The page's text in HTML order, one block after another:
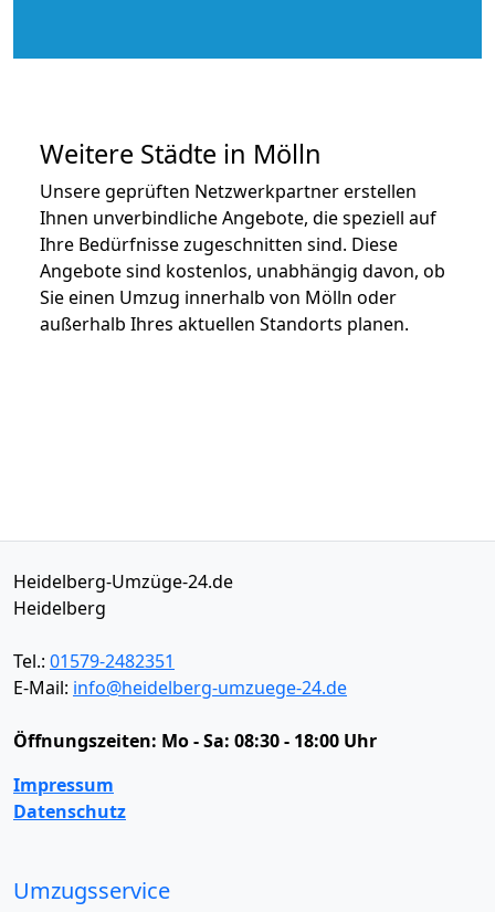
Weitere Städte in Mölln
Unsere geprüften Netzwerkpartner erstellen
Ihnen unverbindliche Angebote, die speziell auf
Ihre Bedürfnisse zugeschnitten sind. Diese
Angebote sind kostenlos, unabhängig davon, ob
Sie einen Umzug innerhalb von Mölln oder
außerhalb Ihres aktuellen Standorts planen.
Heidelberg-Umzüge-24.de
Heidelberg
Tel.: 01579-2482351
E-Mail: info@heidelberg-umzuege-24.de
Öffnungszeiten: Mo - Sa: 08:30 - 18:00 Uhr
Impressum
Datenschutz
Umzugsservice